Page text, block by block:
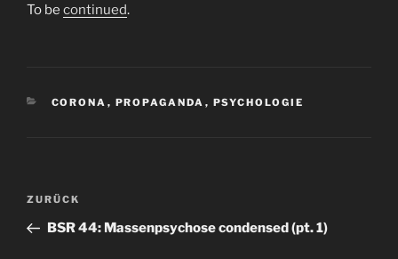
To be continued.
KATEGORIEN
CORONA , PROPAGANDA , PSYCHOLOGIE
Beitrags-
Vorheriger
Beitrag
ZURÜCK
BSR 44: Massenpsychose condensed (pt. 1)